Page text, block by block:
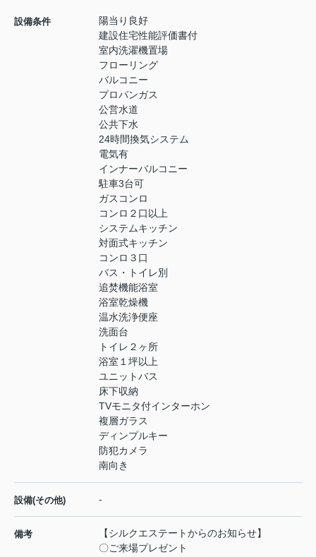
設備条件
陽当り良好
建設住宅性能評価書付
室内洗濯機置場
フローリング
バルコニー
プロパンガス
公営水道
公共下水
24時間換気システム
電気有
インナーバルコニー
駐車3台可
ガスコンロ
コンロ２口以上
システムキッチン
対面式キッチン
コンロ３口
バス・トイレ別
追焚機能浴室
浴室乾燥機
温水洗浄便座
洗面台
トイレ２ヶ所
浴室１坪以上
ユニットバス
床下収納
TVモニタ付インターホン
複層ガラス
ディンプルキー
防犯カメラ
南向き
設備(その他) -
備考
【シルクエステートからのお知らせ】
〇ご来場プレゼント